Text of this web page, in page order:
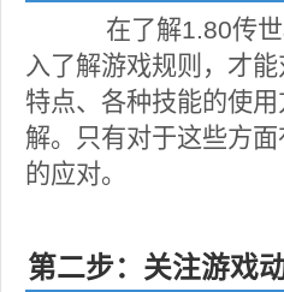
在了解1.80传世
入了解游戏规则，才
特点、各种技能的使
解。只有对于这些方
的应对。
第二步：关注游戏